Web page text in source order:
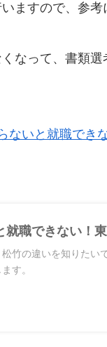
ますので、参考
なって、書類
ないと就職でき
就職できない！
竹の違いを知りたい
す。